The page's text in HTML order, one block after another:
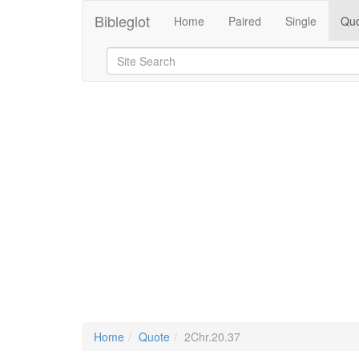
Bibleglot Home Paired Single
Home Quote 2Chr.20.37